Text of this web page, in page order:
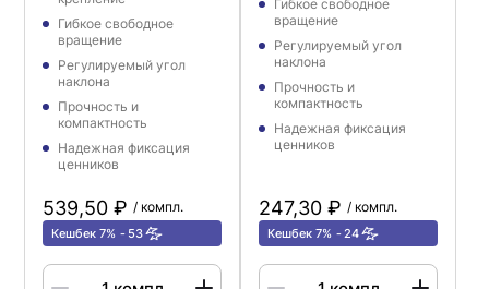
Гибкое свободное
вращение
Регулируемый угол
наклона
Прочность и
компактность
Надежная фиксация
ценников
539,50 ₽ / компл.
Кешбек 7% 53
Гибкое свободное
вращение
Регулируемый угол
наклона
Прочность и
компактность
Надежная фиксация
ценников
247,30 ₽ / компл.
Кешбек 7% 24